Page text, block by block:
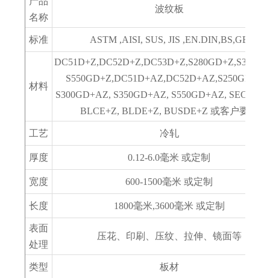
名称
波纹板
标准 ASTM ,AISI, SUS, JIS ,EN.DIN,BS,GB
材料
S300GD+AZ, S350GD+AZ, S550GD+AZ,
BLCE+Z, BLDE+Z, BUSDE+Z 或客户要求
工艺 冷轧
厚度 0.12-6.0毫米 或定制
宽度 600-1500毫米 或定制
长度 1800毫米,3600毫米 或定制
表面
处理
压花、印刷、压纹、拉伸、镜面等
类型 板材